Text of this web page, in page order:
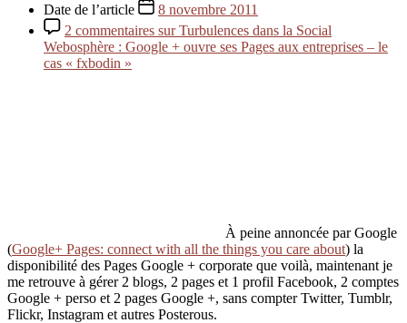
Date de l’article
8 novembre 2011
2 commentaires sur Turbulences dans la Social
Webosphère : Google + ouvre ses Pages aux entreprises – le
cas « fxbodin »
À peine annoncée par Google
(Google+ Pages: connect with all the things you care about) la
disponibilité des Pages Google + corporate que voilà, maintenant je
me retrouve à gérer 2 blogs, 2 pages et 1 profil Facebook, 2 comptes
Google + perso et 2 pages Google +, sans compter Twitter, Tumblr,
Flickr, Instagram et autres Posterous.